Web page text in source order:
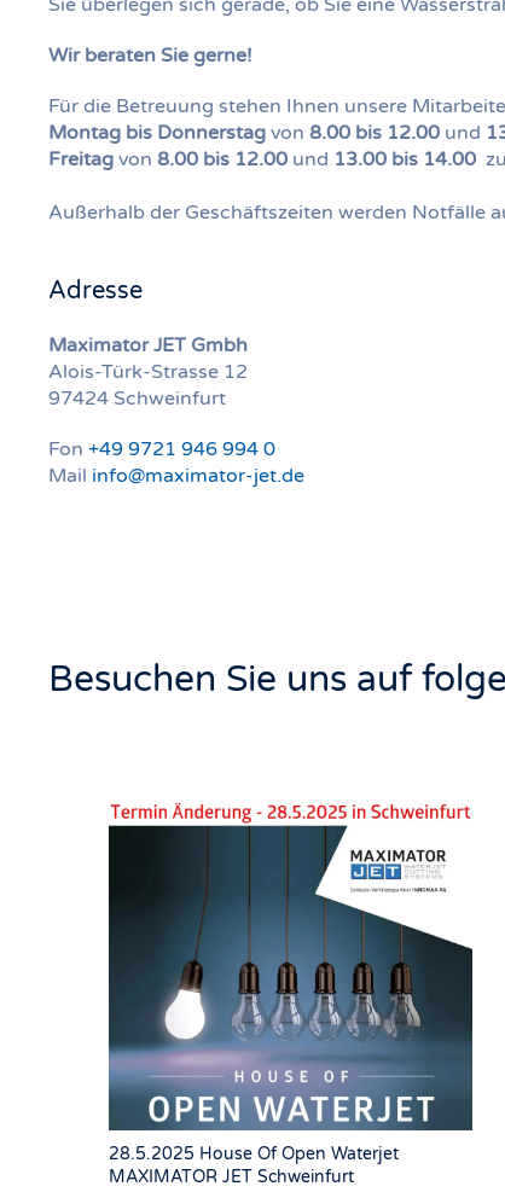
Sie überlegen sich gerade, ob Sie eine
Wir beraten Sie gerne!
Für die Betreuung stehen Ihnen unsere
Montag bis Donnerstag von 8.00 bis 12.00 und
Freitag von 8.00 bis 12.00 und 13.00 bis 14.00
Außerhalb der Geschäftszeiten werden Notfälle
Adresse
Maximator JET Gmbh
Alois-Türk-Strasse 12
97424 Schweinfurt
Fon +49 9721 946 994 0
Mail info@maximator-jet.de
Besuchen Sie uns auf
28.5.2025 House Of Open Waterjet
MAXIMATOR JET Schweinfurt